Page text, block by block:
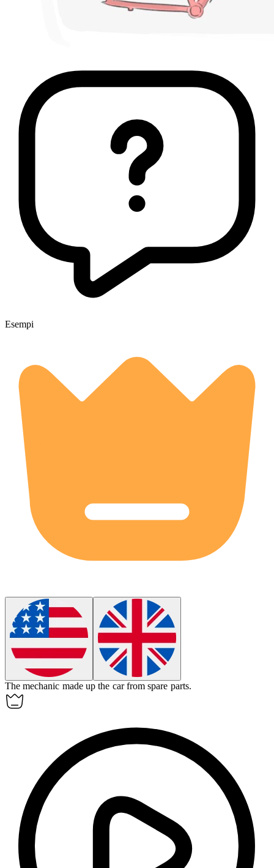
Esempi
The mechanic made up the car from spare parts.